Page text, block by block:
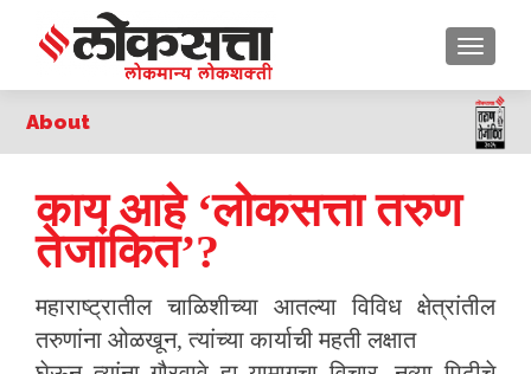
About
काय आहे ‘लोकसत्ता तरुण
तेजांकित’?
महाराष्ट्रातील चाळिशीच्या आतल्या विविध क्षेत्रांतील
तरुणांना ओळखून, त्यांच्या कार्याची महती लक्षात